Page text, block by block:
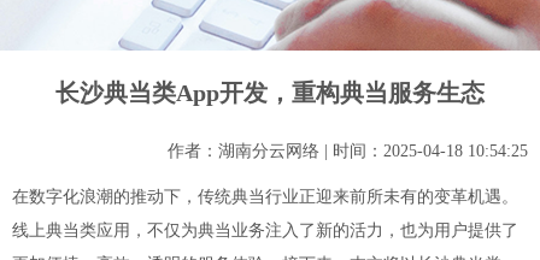
长沙典当类App开发，重构典当服务生态
作者：湖南分云网络 | 时间：2025-04-18 10:54:25
在数字化浪潮的推动下，传统典当行业正迎来前所未有的变革机遇。
线上典当类应用，不仅为典当业务注入了新的活力，也为用户提供了